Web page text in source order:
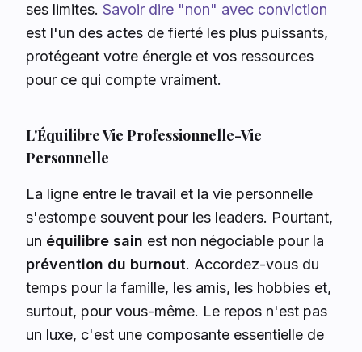
ses limites. Savoir dire "non" avec conviction
est l'un des actes de fierté les plus puissants,
protégeant votre énergie et vos ressources
pour ce qui compte vraiment.
L'Équilibre Vie Professionnelle-Vie
Personnelle
La ligne entre le travail et la vie personnelle
s'estompe souvent pour les leaders. Pourtant,
un équilibre sain est non négociable pour la
prévention du burnout. Accordez-vous du
temps pour la famille, les amis, les hobbies et,
surtout, pour vous-même. Le repos n'est pas
un luxe, c'est une composante essentielle de